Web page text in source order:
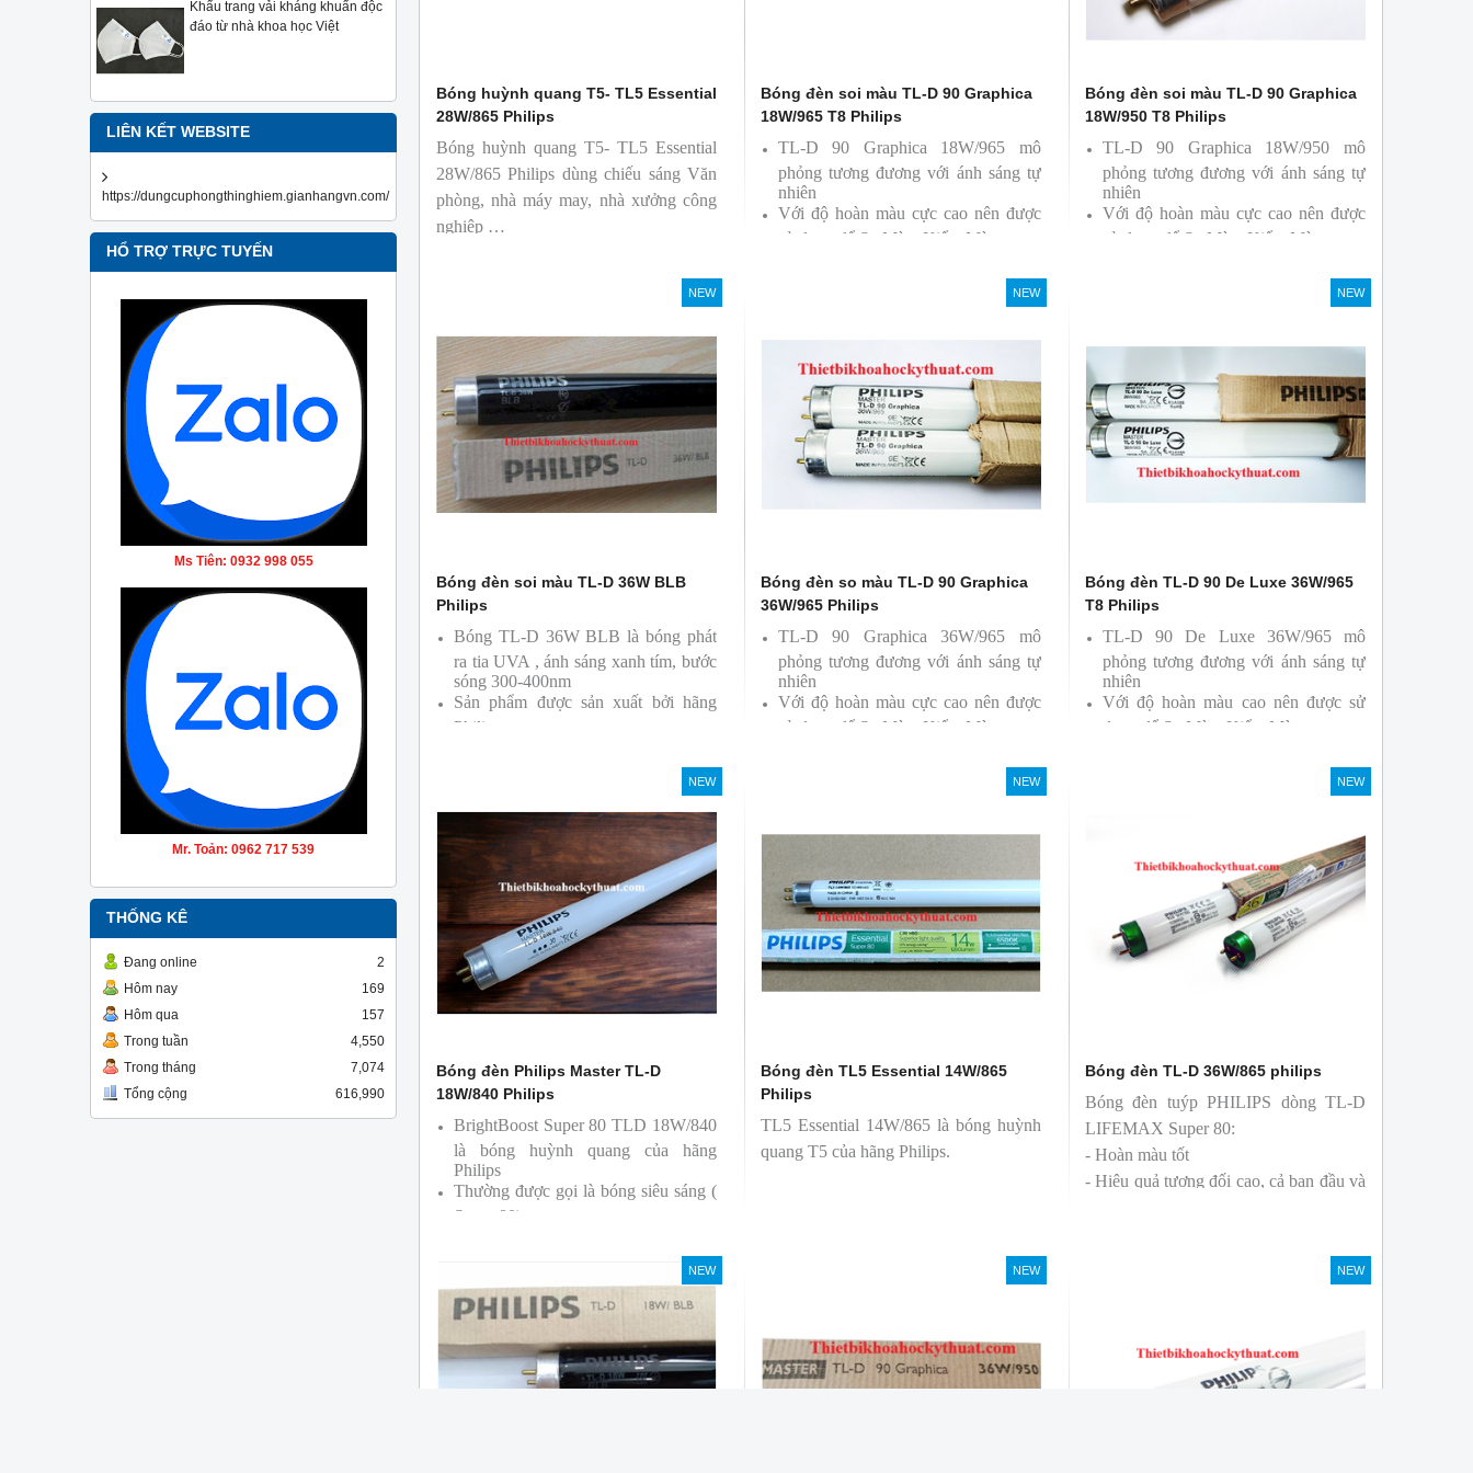
Khẩu trang vải kháng khuẩn độc
đáo từ nhà khoa học Việt
LIÊN KẾT WEBSITE
https://dungcuphongthinghiem.gianhangvn.com/
HỔ TRỢ TRỰC TUYẾN
Ms Tiên: 0932 998 055
Mr. Toản: 0962 717 539
THỐNG KÊ
Đang online
2
Hôm nay
169
Hôm qua
157
Trong tuần
4,550
Trong tháng
7,074
Tổng cộng
616,990
Bóng huỳnh quang T5- TL5 Essential
28W/865 Philips
Bóng huỳnh quang T5- TL5 Essential
28W/865 Philips dùng chiếu sáng Văn
phòng, nhà máy may, nhà xưởng công
nghiệp …
Bóng đèn soi màu TL-D 90 Graphica
18W/965 T8 Philips
TL-D 90 Graphica 18W/965 mô
phỏng tương đương với ánh sáng tự
nhiên
Với độ hoàn màu cực cao nên được
sử dụng để So Màu, Kiểm Màu
Bóng đèn soi màu TL-D 90 Graphica
18W/950 T8 Philips
TL-D 90 Graphica 18W/950 mô
phỏng tương đương với ánh sáng tự
nhiên
Với độ hoàn màu cực cao nên được
sử dụng để So Màu, Kiểm Màu
NEW
Bóng đèn soi màu TL-D 36W BLB
Philips
Bóng TL-D 36W BLB là bóng phát
ra tia UVA , ánh sáng xanh tím, bước
sóng 300-400nm
Sản phẩm được sản xuất bởi hãng
Philips
NEW
Bóng đèn so màu TL-D 90 Graphica
36W/965 Philips
TL-D 90 Graphica 36W/965 mô
phỏng tương đương với ánh sáng tự
nhiên
Với độ hoàn màu cực cao nên được
sử dụng để So Màu, Kiểm Màu
NEW
Bóng đèn TL-D 90 De Luxe 36W/965
T8 Philips
TL-D 90 De Luxe 36W/965 mô
phỏng tương đương với ánh sáng tự
nhiên
Với độ hoàn màu cao nên được sử
dụng để So Màu, Kiểm Màu
NEW
Bóng đèn Philips Master TL-D
18W/840 Philips
BrightBoost Super 80 TLD 18W/840
là bóng huỳnh quang của hãng
Philips
Thường được gọi là bóng siêu sáng (
Super 80)
NEW
Bóng đèn TL5 Essential 14W/865
Philips
TL5 Essential 14W/865 là bóng huỳnh
quang T5 của hãng Philips.
NEW
Bóng đèn TL-D 36W/865 philips
Bóng đèn tuýp PHILIPS dòng TL-D
LIFEMAX Super 80:
- Hoàn màu tốt
- Hiệu quả tương đối cao, cả ban đầu và
- Tạo ra từ màu trắng ấm đến ánh sáng
NEW NEW NEW